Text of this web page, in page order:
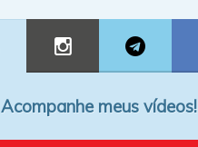
Acompanhe meus vídeos!